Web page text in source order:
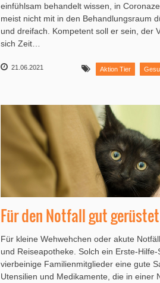
einfühlsam behandelt wissen, in
meist nicht mit in den Behandlungsraum
und dreifach. Kompetent soll er sein, der
sich Zeit…
21.06.2021 Aktion Tier
Für den Notfall gut gerüstet
Für kleine Wehwehchen oder akute
und Reiseapotheke. Solch ein Erste-
vierbeinige Familienmitglieder eine gute
Utensilien und Medikamente, die in einer